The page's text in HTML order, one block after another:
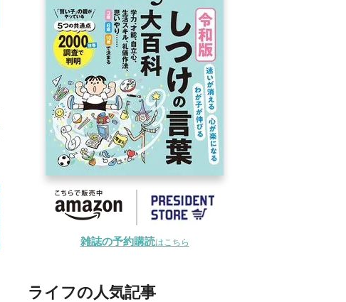
雑誌の予約購読はこちら
ライフの人気記事